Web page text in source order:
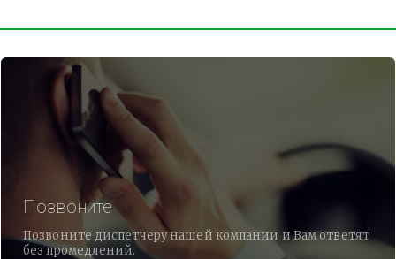
Позвоните
Позвоните диспетчеру нашей компании и Вам ответят
без промедлений.